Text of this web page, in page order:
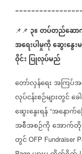
📌📌 ⁨⁨⁨⁨⁨⁨⁨⁨⁨⁨⁨⁨⁨ ၃။တပ်တည်ဆော
အရေးပါမှုကိုဆွေးနွေ
ဝိုင်း ပြုလုပ်မည်
တော်လှန်ရေးအကြပ်
လုပ်ငန်းစဉ်များတွင်ခ
ဆွေးနွေးရန် “အနောက်
အစီအစဉ်ကိုအောက်
တွင် OFP Fundraiser